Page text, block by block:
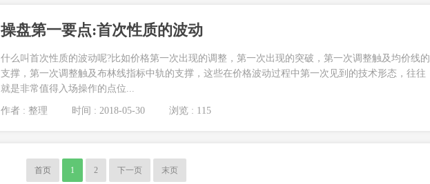
操盘第一要点:首次性质的波动
什么叫首次性质的波动呢?比如价格第一次出现的调整，第一次出现的突破，第一次调整触及均价线的
支撑，第一次调整触及布林线指标中轨的支撑，这些在价格波动过程中第一次见到的技术形态，往往
就是非常值得入场操作的点位...
作者 : 整理 时间 : 2018-05-30 浏览 : 115
首页 1 2 下一页 末页